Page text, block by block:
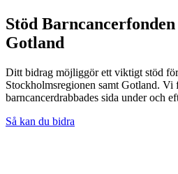
Stöd
Gotland
Ditt bidrag möjliggör ett viktigt stöd
Stockholmsregionen samt Gotland. Vi
barncancerdrabbades sida under och
Så kan du bidra